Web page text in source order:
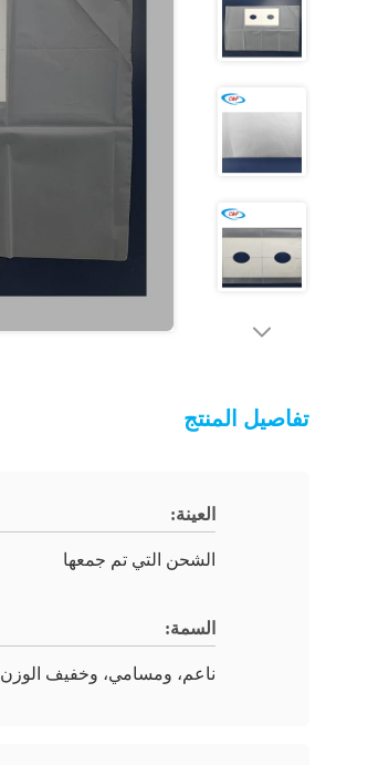
تفاصيل المنتج
العينة:
الشحن التي تم جمعها
السمة:
ناعم، ومسامي، وخفيف الوزن